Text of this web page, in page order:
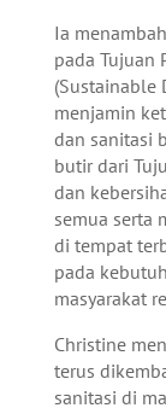
Ia
pada Tujuan
(Sustainable
menjamin
dan sanitasi
butir dari
dan
semua serta
di tempat
pada
masyarakat
Christine
terus
sanitasi di